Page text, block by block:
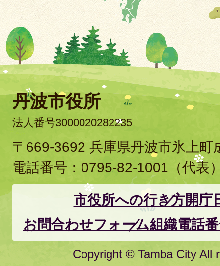
丹波市役所
法人番号3000020282235
〒669-3692 兵庫県丹波市氷上町
電話番号： 0795-82-1001 （代表
市役所への行き方開庁
お問合わせフォーム組織電話
Copyright © Tamba City All